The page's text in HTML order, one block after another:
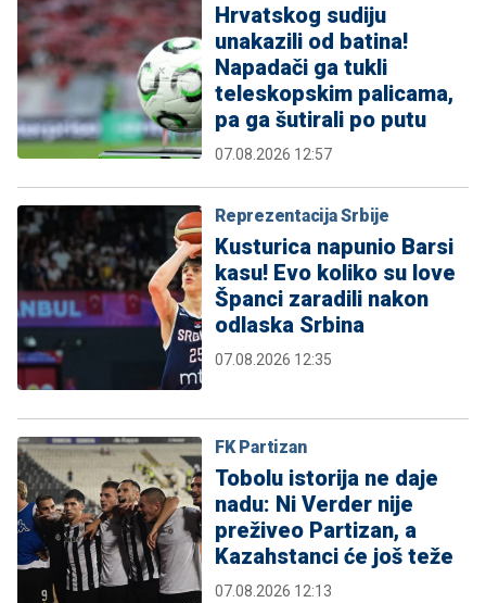
Hrvatskog sudiju
unakazili od batina!
Napadači ga tukli
teleskopskim palicama,
pa ga šutirali po putu
07.08.2026 12:57
Reprezentacija Srbije
Kusturica napunio Barsi
kasu! Evo koliko su love
Španci zaradili nakon
odlaska Srbina
07.08.2026 12:35
FK Partizan
Tobolu istorija ne daje
nadu: Ni Verder nije
preživeo Partizan, a
Kazahstanci će još teže
07.08.2026 12:13